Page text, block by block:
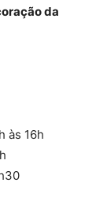
da
às 16h